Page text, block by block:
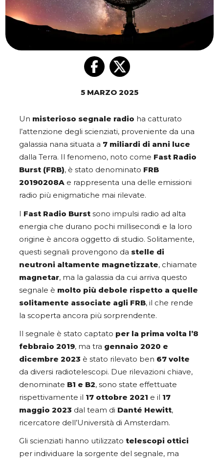
5 MARZO 2025
Un misterioso segnale radio ha catturato
l’attenzione degli scienziati, proveniente da una
galassia nana situata a 7 miliardi di anni luce
dalla Terra. Il fenomeno, noto come Fast Radio
Burst (FRB), è stato denominato FRB
20190208A e rappresenta una delle emissioni
radio più enigmatiche mai rilevate.
I Fast Radio Burst sono impulsi radio ad alta
energia che durano pochi millisecondi e la loro
origine è ancora oggetto di studio. Solitamente,
questi segnali provengono da stelle di
neutroni altamente magnetizzate, chiamate
magnetar, ma la galassia da cui arriva questo
segnale è molto più debole rispetto a quelle
solitamente associate agli FRB, il che rende
la scoperta ancora più sorprendente.
Il segnale è stato captato per la prima volta l’8
febbraio 2019, ma tra gennaio 2020 e
dicembre 2023 è stato rilevato ben 67 volte
da diversi radiotelescopi. Due rilevazioni chiave,
denominate B1 e B2, sono state effettuate
rispettivamente il 17 ottobre 2021 e il 17
maggio 2023 dal team di Danté Hewitt,
ricercatore dell’Università di Amsterdam.
Gli scienziati hanno utilizzato telescopi ottici
per individuare la sorgente del segnale, ma